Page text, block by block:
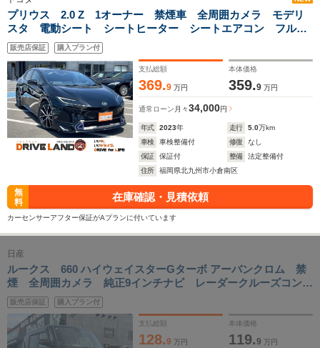
プリウス 2.0 Z 1オーナー 禁煙車 全周囲カメラ モデリ
スタ 電動シート シートヒーター シートエアコン フルセ
グナビ 前後ドラレコ ETC 純正アルミホイール 電動格納
ミラー デジタルルームミラー 電動リアゲート
販売店保証 購入プラン付
支払総額
369.9 万円
本体価格
359.9 万円
通常ローン 月々34,000円
年式 2023年 走行 5.0万km
車検
車検整備付 修復
なし
保証
保証付 整備
法定整備付
住所
福岡県北九州市小倉南区
無
料
在庫確認・見積依頼
カーセンサーアフター保証がAプランに付いています
日産
ルークス 660 ハイウェイスターGターボ アーバンクロム 禁
煙 全周囲カメラ 純正9インチナビ レーダークルーズコント
ロール クリアランスソナー フルセグTV Bluetooth スマ
ートキー フラットシート LEDヘッドランプ 15インチアル
ミホイール ETC ドラレコ
販売店保証 購入プラン付
支払総額
128.9 万円
本体価格
119.9 万円